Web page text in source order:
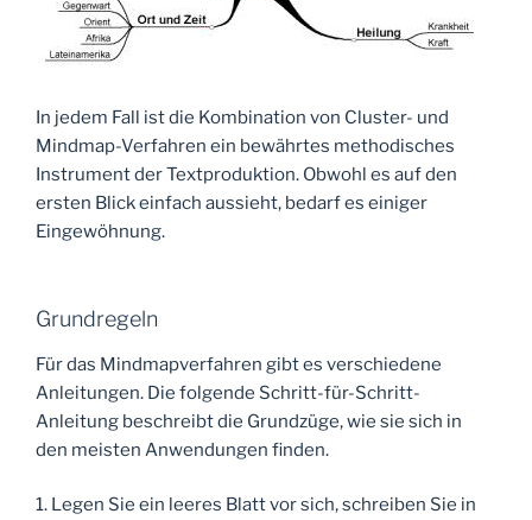
In jedem Fall ist die Kombination von Cluster- und
Mindmap-Verfahren ein bewährtes methodisches
Instrument der Textproduktion. Obwohl es auf den
ersten Blick einfach aussieht, bedarf es einiger
Eingewöhnung.
Grundregeln
Für das Mindmapverfahren gibt es verschiedene
Anleitungen. Die folgende Schritt-für-Schritt-
Anleitung beschreibt die Grundzüge, wie sie sich in
den meisten Anwendungen finden.
1. Legen Sie ein leeres Blatt vor sich, schreiben Sie in